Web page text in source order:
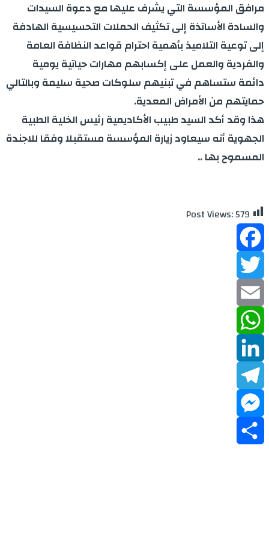
مرافق المؤسسة التي يشرف عليها مع دعوة السيدات
والسادة الأساتذة إلى تكثيف الحملات التحسيسية الهادفة
إلى توعية التلاميذ بأهمية احترام قواعد النظافة العامة
والفردية والعمل على إكسابهم مهارات حياتية يومية
دائمة ستساهم في تبنيهم سلوكات صحية سليمة وبالتالي
حمايتهم من الأمراض المعدية.
هذا وقد أكد السيد طبيب الأكاديمية رئيس الخلية الطبية
الجهوية أنه سيعاود زيارة المؤسسة مستقبلا وفقا للاجندة
المسموح بها ..
Post Views:579
Facebook
Twitter
Email
WhatsApp
LinkedIn
Telegram
Messenger